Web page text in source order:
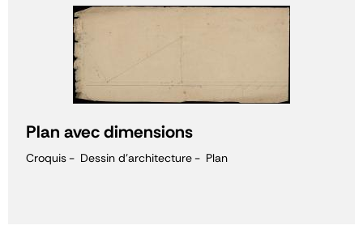
Plan avec dimensions
Croquis Dessin d'architecture Plan